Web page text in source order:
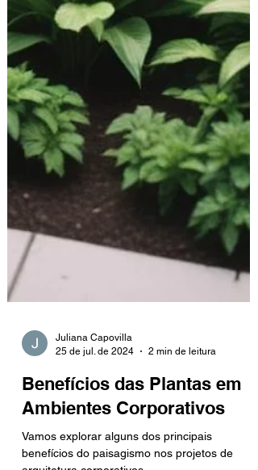
25 de jul. de 2024
2 min de leitura
Benefícios das Plantas em
Ambientes Corporativos